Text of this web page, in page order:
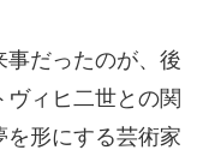
だったのが、後
ィヒ二世との関
を形にする芸術家